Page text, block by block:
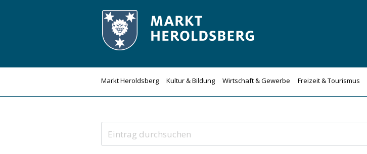
Markt Heroldsberg Kultur & Bildung Wirtschaft & Gewerbe Freizeit & Tourismus